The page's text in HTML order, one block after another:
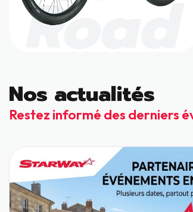
Road
Nos actualités
Restez informé des derniers